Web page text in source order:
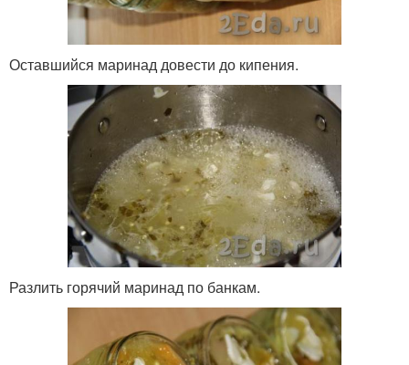
Оставшийся маринад довести до кипения.
Разлить горячий маринад по банкам.